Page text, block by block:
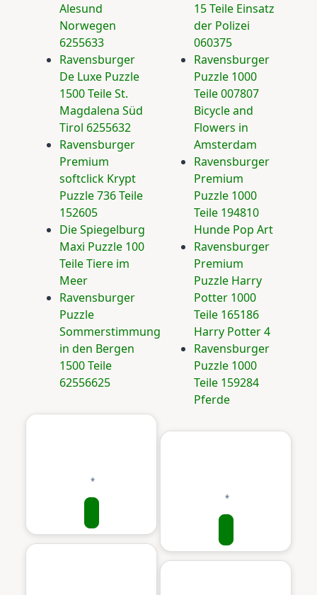
Alesund
Norwegen
6255633
Ravensburger
De Luxe Puzzle
1500 Teile St.
Magdalena Süd
Tirol 6255632
Ravensburger
Premium
softclick Krypt
Puzzle 736 Teile
152605
Die Spiegelburg
Maxi Puzzle 100
Teile Tiere im
Meer
Ravensburger
Puzzle
Sommerstimmung
in den Bergen
1500 Teile
62556625
15 Teile Einsatz
der Polizei
060375
Ravensburger
Puzzle 1000
Teile 007807
Bicycle and
Flowers in
Amsterdam
Ravensburger
Premium
Puzzle 1000
Teile 194810
Hunde Pop Art
Ravensburger
Premium
Puzzle Harry
Potter 1000
Teile 165186
Harry Potter 4
Ravensburger
Puzzle 1000
Teile 159284
Pferde